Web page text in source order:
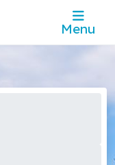
Menu